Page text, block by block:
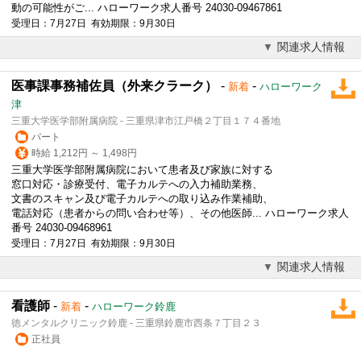
動の可能性がご... ハローワーク求人番号 24030-09467861
受理日：7月27日 有効期限：9月30日
関連求人情報
医事課事務補佐員（外来クラーク） - 新着 - ハローワーク
津
三重大学医学部附属病院 - 三重県津市江戸橋２丁目１７４番地
パート
時給 1,212円 ～ 1,498円
三重大学医学部附属病院において患者及び家族に対する
窓口対応・診療受付、 電子カルテへの入力補助業務、
文書のスキャン及び電子カルテへの取り込み作業補助、
電話対応（患者からの問い合わせ等）、その他医師... ハローワーク求人
番号 24030-09468961
受理日：7月27日 有効期限：9月30日
関連求人情報
看護師 - 新着 - ハローワーク鈴鹿
徳メンタルクリニック鈴鹿 - 三重県鈴鹿市西条７丁目２３
正社員